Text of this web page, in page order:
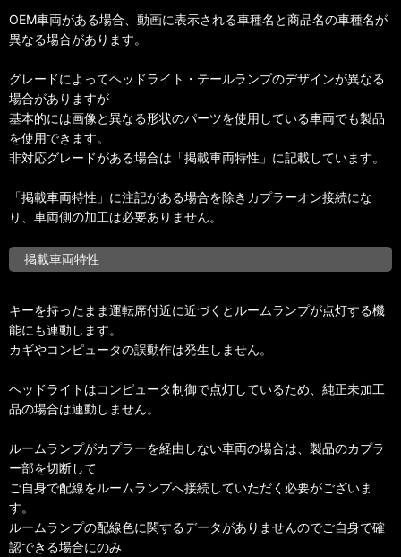
OEM車両がある場合、動画に表示される車種名と商品名の車種名が
異なる場合があります。
グレードによってヘッドライト・テールランプのデザインが異なる
場合がありますが
基本的には画像と異なる形状のパーツを使用している車両でも製品
を使用できます。
非対応グレードがある場合は「掲載車両特性」に記載しています。
「掲載車両特性」に注記がある場合を除きカプラーオン接続にな
り、車両側の加工は必要ありません。
掲載車両特性
キーを持ったまま運転席付近に近づくとルームランプが点灯する機
能にも連動します。
カギやコンピュータの誤動作は発生しません。
ヘッドライトはコンピュータ制御で点灯しているため、純正未加工
品の場合は連動しません。
ルームランプがカプラーを経由しない車両の場合は、製品のカプラ
ー部を切断して
ご自身で配線をルームランプへ接続していただく必要がございま
す。
ルームランプの配線色に関するデータがありませんのでご自身で確
認できる場合にのみ